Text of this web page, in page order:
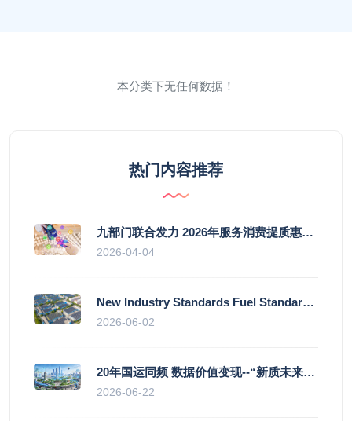
本分类下无任何数据！
热门内容推荐
九部门联合发力 2026年服务消费提质惠民行动启幕
2026-04-04
New Industry Standards Fuel Standardised and Scaled Growth of China’s Embodied Intelligence Sector
2026-06-02
20年国运同频 数据价值变现--“新质未来”平台开启产业通证新时代
2026-06-22